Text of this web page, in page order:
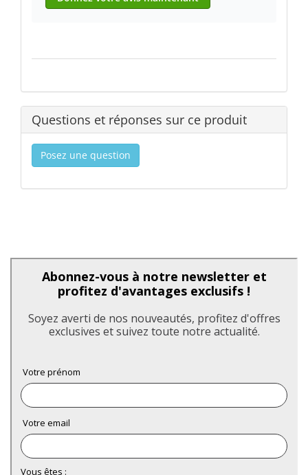
Questions et réponses sur ce produit
Posez une question